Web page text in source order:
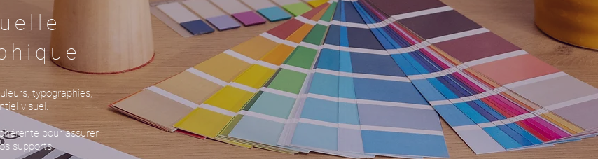
typographies,
visuel.
pour assurer
supports.